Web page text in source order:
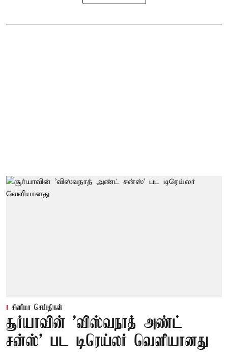
சினிமா செய்திகள்
சூர்யாவின் 'விஸ்வநாத் அண்ட்
சன்ஸ்' பட டிரெய்லர் வெளியானது